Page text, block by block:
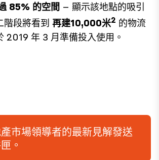
85% 的空間 – 顯示該地點的吸引
階段將看到 再建10,000米2 的物流
2019 年 3 月準備投入使用。
市場領導者的最新見解發送
。